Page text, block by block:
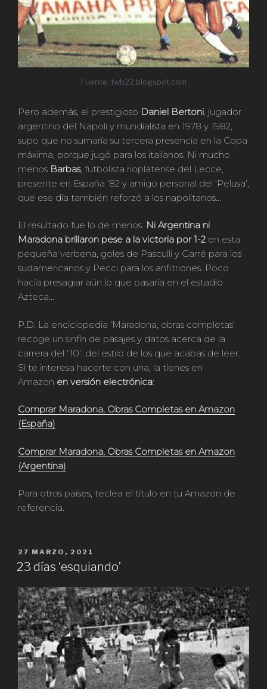
Fuente: twb22.blogspot.com
Pero además, el prestigioso Daniel Bertoni , jugador
argentino del Napoli y mundialista en 1978 y 1982,
supo que no sumaría su tercera presencia en la Copa
máxima, porque jugó para los italianos. Ni mucho
menos Barbas, futbolista rioplatense del Lecce,
presente en España ’82 y amigo personal del ‘Pelusa’,
que ese día también reforzó a los napolitanos…
El resultado fue lo de menos. Ni Argentina ni
Maradona brillaron pese a la victoria por 1-2 en esta
pequeña verbena, goles de Pasculli y Garré para los
sudamericanos y Pecci para los anfitriones. Poco
hacía presagiar aún lo que pasaría en el estadio
Azteca…
P.D. La enciclopedia ‘Maradona, obras completas’
recoge un sinfín de pasajes y datos acerca de la
carrera del ‘10’, del estilo de los que acabas de leer.
Si te interesa hacerte con una, la tienes en
Amazon en versión electrónica:
Comprar Maradona, Obras Completas en Amazon
(España)
Comprar Maradona, Obras Completas en Amazon
(Argentina)
Para otros países, teclea el título en tu Amazon de
referencia.
PUBLICADO
EN
27 MARZO, 2021
23 días ‘esquiando’